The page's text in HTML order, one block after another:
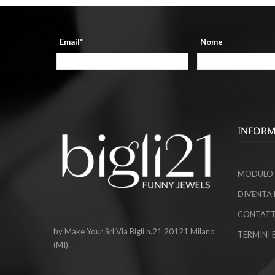
Email*
Nome
by Make Your Srl Via Bigli n.21 20121 Milano
(MI).
MODULO
DIVENTA
TERMINI